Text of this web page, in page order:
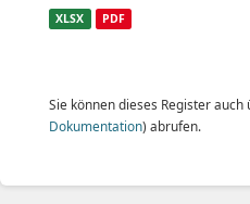
XLSX PDF
Sie können dieses Register auch
Dokumentation) abrufen.